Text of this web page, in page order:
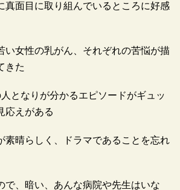
広告
真面目に取り組んでいるところに好感
い女性の乳がん、それぞれの苦悩が描
きた
人となりが分かるエピソードがギュッ
応えがある
素晴らしく、ドラマであることを忘れ
で、暗い、あんな病院や先生はいな